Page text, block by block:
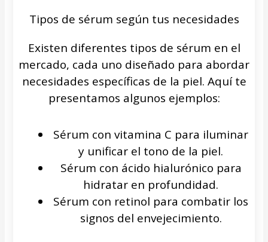
Tipos de sérum según tus necesidades
Existen diferentes tipos de sérum en el
mercado, cada uno diseñado para abordar
necesidades específicas de la piel. Aquí te
presentamos algunos ejemplos:
Sérum con vitamina C para iluminar
y unificar el tono de la piel.
Sérum con ácido hialurónico para
hidratar en profundidad.
Sérum con retinol para combatir los
signos del envejecimiento.